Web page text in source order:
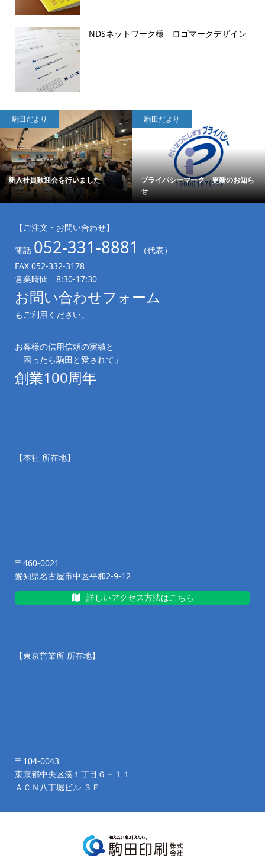
NDSネットワーク様 ロゴマークデザイン
駒田だより
新入社員歓迎会を行いました
駒田だより
プライバシーマーク 更新のお知ら
せ
【ご注文・お問い合わせ】
電話 052-331-8881
（代表）
FAX 052-332-3178
営業時間 8:30-17:30
お問い合わせフォーム
もご利用ください。
お客様の信用信頼の実績と
「困ったら駒田と愛されて」
創業100周年
【本社 所在地】
〒460-0021
愛知県名古屋市中区平和2-9-12
詳しいアクセス方法はこちら
【東京営業所 所在地】
〒104-0043
東京都中央区湊１丁目６－１１
ＡＣＮ八丁堀ビル ３Ｆ